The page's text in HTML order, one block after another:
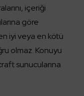
içeriği
göre
iyi veya en kötü
olmaz. Konuyu
sunucularına